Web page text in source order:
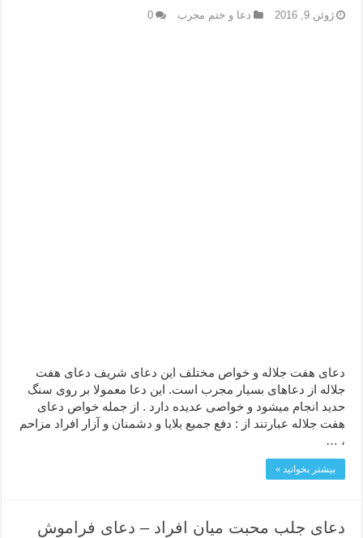
ژوئن 9, 2016 دعا و ختم مجرب 0
دعای هفت جلاله و خواص مختلف این دعای شریف دعای هفت
جلاله از دعاهای بسیار مجرب است. این دعا معمولا بر روی سنگ
حدید انجام میشود و خواصی عدیده دارد . از جمله خواص دعای
هفت جلاله عبارتند از : دفع جمیع بلایا و دشمنان و آزار افراد مزاحم
، …
بیشتر بخوانید »
دعای جلب محبت میان افراد – دعای فراموش